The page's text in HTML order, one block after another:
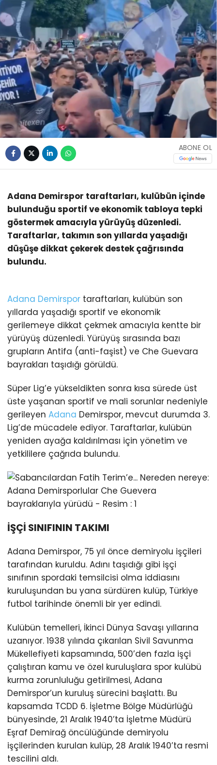
ABONE OL
Adana Demirspor taraftarları, kulübün içinde
bulunduğu sportif ve ekonomik tabloya tepki
göstermek amacıyla yürüyüş düzenledi.
Taraftarlar, takımın son yıllarda yaşadığı
düşüşe dikkat çekerek destek çağrısında
bulundu.
Adana Demirspor taraftarları, kulübün son
yıllarda yaşadığı sportif ve ekonomik
gerilemeye dikkat çekmek amacıyla kentte bir
yürüyüş düzenledi. Yürüyüş sırasında bazı
grupların Antifa (anti-faşist) ve Che Guevara
bayrakları taşıdığı görüldü.
Süper Lig’e yükseldikten sonra kısa sürede üst
üste yaşanan sportif ve mali sorunlar nedeniyle
gerileyen Adana Demirspor, mevcut durumda 3.
Lig’de mücadele ediyor. Taraftarlar, kulübün
yeniden ayağa kaldırılması için yönetim ve
yetkililere çağrıda bulundu.
İŞÇİ SINIFININ TAKIMI
Adana Demirspor, 75 yıl önce demiryolu işçileri
tarafından kuruldu. Adını taşıdığı gibi işçi
sınıfının spordaki temsilcisi olma iddiasını
kuruluşundan bu yana sürdüren kulüp, Türkiye
futbol tarihinde önemli bir yer edindi.
Kulübün temelleri, İkinci Dünya Savaşı yıllarına
uzanıyor. 1938 yılında çıkarılan Sivil Savunma
Mükellefiyeti kapsamında, 500’den fazla işçi
çalıştıran kamu ve özel kuruluşlara spor kulübü
kurma zorunluluğu getirilmesi, Adana
Demirspor’un kuruluş sürecini başlattı. Bu
kapsamda TCDD 6. İşletme Bölge Müdürlüğü
bünyesinde, 21 Aralık 1940’ta İşletme Müdürü
Eşraf Demirağ öncülüğünde demiryolu
işçilerinden kurulan kulüp, 28 Aralık 1940’ta resmi
tescilini aldı.